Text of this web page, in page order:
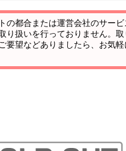
の都合または運営会社のサー
り扱いを行っておりません。
要望などありましたら、お気